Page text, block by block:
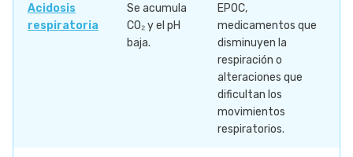
Acidosis
respiratoria
Se acumula
CO₂ y el pH
baja.
EPOC,
medicamentos que
disminuyen la
respiración o
alteraciones que
dificultan los
movimientos
respiratorios.